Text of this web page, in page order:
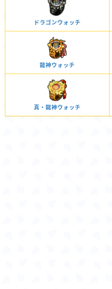
ドラゴンウォッチ
龍神ウォッチ
真・龍神ウォッチ